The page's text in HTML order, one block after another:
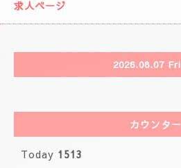
🌸ブログ🌸
🩷事前の空きお時間になります。🩷
セラピスト